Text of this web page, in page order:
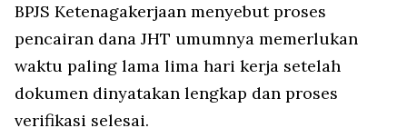
BPJS Ketenagakerjaan menyebut proses
pencairan dana JHT umumnya memerlukan
waktu paling lama lima hari kerja setelah
dokumen dinyatakan lengkap dan proses
verifikasi selesai.